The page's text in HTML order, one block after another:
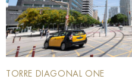
TORRE DIAGONAL ONE